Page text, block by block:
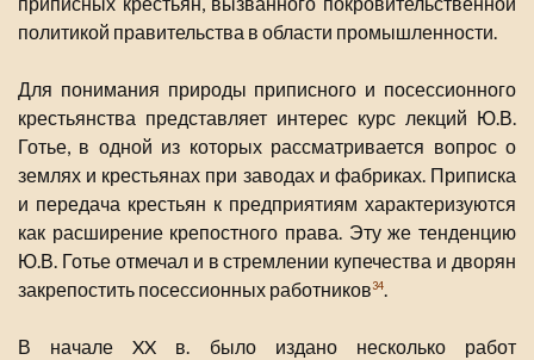
политикой правительства в области промышленности.
Для понимания природы приписного и посессионного
крестьянства представляет интерес курс лекций Ю.В.
Готье, в одной из которых рассматривается вопрос о
землях и крестьянах при заводах и фабриках. Приписка
и передача крестьян к предприятиям характеризуются
как расширение крепостного права. Эту же тенденцию
Ю.В. Готье отмечал и в стремлении купечества и дворян
закрепостить посессионных работников34.
В начале XX в. было издано несколько работ